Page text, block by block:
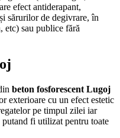
efect antiderapant,
sărurilor de degivrare, în
etc) sau publice fără
beton fosforescent Lugoj
exterioare cu un efect estetic
pe timpul zilei iar
fi utilizat pentru toate